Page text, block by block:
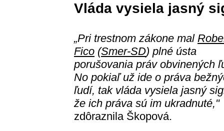
Vláda vysiela jasný
„Pri trestnom zákone mal
Fico (Smer-SD) plné ústa
porušovania práv obvinených
No pokiaľ už ide o práva
ľudí, tak vláda vysiela jasný
že ich práva sú im ukradnuté,"
zdôraznila Škopová.